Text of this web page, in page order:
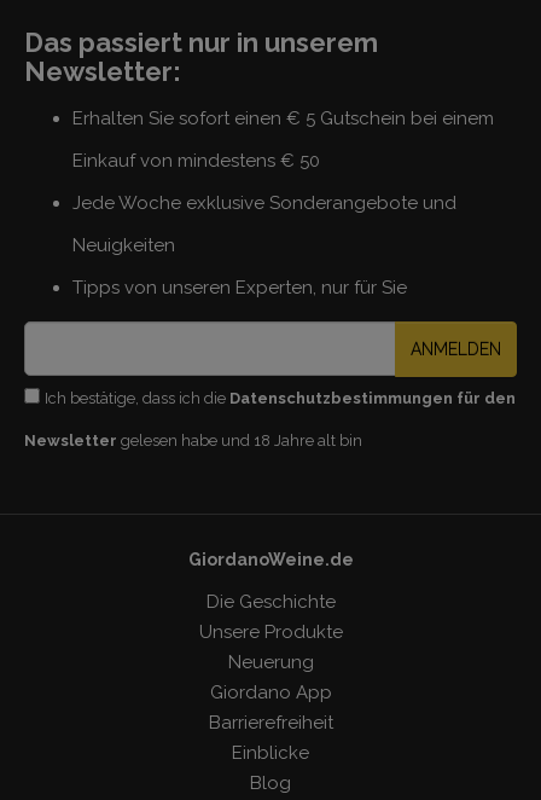
Das passiert nur in unserem
Newsletter:
Erhalten Sie sofort einen € 5 Gutschein bei einem
Einkauf von mindestens € 50
Jede Woche exklusive Sonderangebote und
Neuigkeiten
Tipps von unseren Experten, nur für Sie
ANMELDEN
Ich bestätige, dass ich die Datenschutzbestimmungen für den
Newsletter gelesen habe und 18 Jahre alt bin
GiordanoWeine.de
Die Geschichte
Unsere Produkte
Neuerung
Giordano App
Barrierefreiheit
Einblicke
Blog